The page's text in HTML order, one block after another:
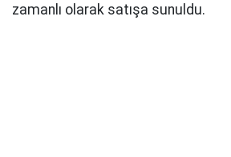
zamanlı olarak satışa sunuldu.